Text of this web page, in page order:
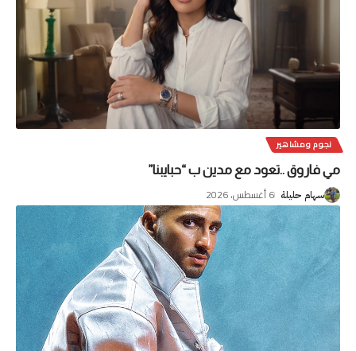
نجوم ومشاهير
مي فاروق ..تعود مع مدين ب “حبايبنا”
سهام حليلة 6 أغسطس، 2026